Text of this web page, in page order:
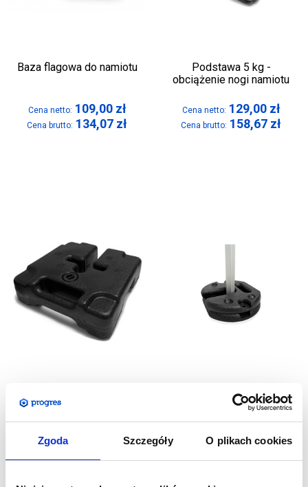
Zgoda Szczegóły O plikach cookies
Baza flagowa do namiotu
Cena netto: 109,00 zł
Cena brutto: 134,07 zł
Podstawa 5 kg -
obciążenie nogi namiotu
Cena netto: 129,00 zł
Cena brutto: 158,67 zł
obciążenie nogi namiotu
Cena netto:
Podstawa 10 kg -
obciążenie nogi namiotu